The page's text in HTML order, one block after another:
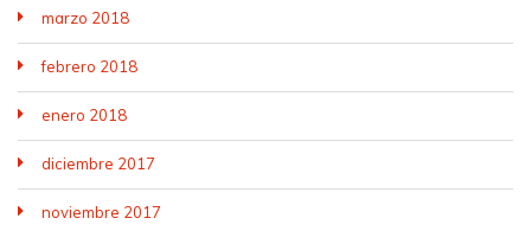
marzo 2018
febrero 2018
enero 2018
diciembre 2017
noviembre 2017